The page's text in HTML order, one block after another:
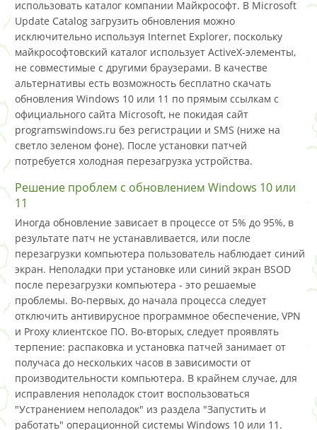
использовать каталог компании Майкрософт. В Microsoft
Update Catalog загрузить обновления можно
исключительно используя Internet Explorer, поскольку
майкрософтовский каталог использует ActiveX-элементы,
не совместимые с другими браузерами. В качестве
альтернативы есть возможность бесплатно скачать
обновления Windows 10 или 11 по прямым ссылкам с
официального сайта Microsoft, не покидая сайт
programswindows.ru без регистрации и SMS (ниже на
светло зеленом фоне). После установки патчей
потребуется холодная перезагрузка устройства.
Решение проблем с обновлением Windows 10 или
11
Иногда обновление зависает в процессе от 5% до 95%, в
результате патч не устанавливается, или после
перезагрузки компьютера пользователь наблюдает синий
экран. Неполадки при установке или синий экран BSOD
после перезагрузки компьютера - это решаемые
проблемы. Во-первых, до начала процесса следует
отключить антивирусное программное обеспечение, VPN
и Proxy клиентское ПО. Во-вторых, следует проявлять
терпение: распаковка и установка патчей занимает от
получаса до нескольких часов в зависимости от
производительности компьютера. В крайнем случае, для
исправления неполадок стоит воспользоваться
"Устранением неполадок" из раздела "Запустить и
работать" операционной системы Windows 10 или 11.